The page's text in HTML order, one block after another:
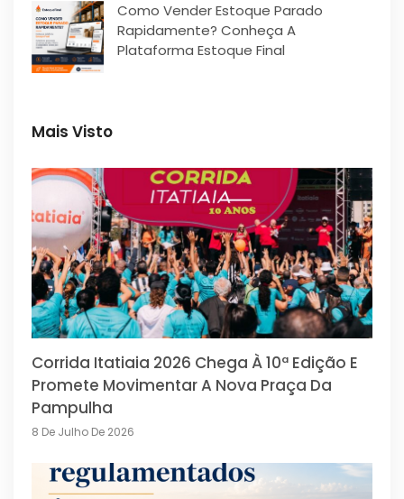
Como Vender Estoque Parado
Rapidamente? Conheça A
Plataforma Estoque Final
Mais Visto
Corrida Itatiaia 2026 Chega À 10ª Edição E
Promete Movimentar A Nova Praça Da
Pampulha
8 De Julho De 2026